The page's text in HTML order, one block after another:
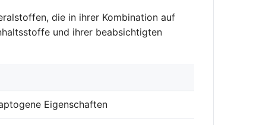
die in ihrer Kombination auf
und ihrer beabsichtigten
Eigenschaften